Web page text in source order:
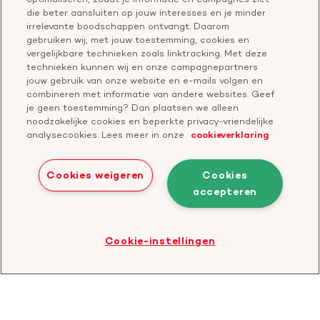
Geef ter nagedachtenis
Start een actie
Vragen over donateurschap
Klachtenformulier
Check je gesprek
Doneer
Bezoek
onze
Facebook
Bezoek
ons
YouTube
Bezoek
onze
LinkedIn
Bezoek
onze
TikTok
profiel
Bezoek
onze
Twitter
profiel
Bezoek
onze
Threads
profiel
Privacyverklaring
Bezoek
die beter aansluiten op jouw interesses en je minder
irrelevante boodschappen ontvangt. Daarom
gebruiken wij, met jouw toestemming, cookies en
vergelijkbare technieken zoals linktracking. Met deze
technieken kunnen wij en onze campagnepartners
jouw gebruik van onze website en e-mails volgen en
combineren met informatie van andere websites. Geef
je geen toestemming? Dan plaatsen we alleen
noodzakelijke cookies en beperkte privacy-vriendelijke
analysecookies. Lees meer in onze
cookieverklaring
Cookies
accepteren
Cookies weigeren
Cookie-instellingen